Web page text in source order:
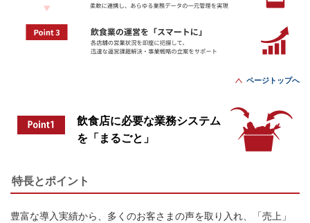
ページトップへ
飲食店に必要な業務システム
を「まるごと」
特長とポイント
豊富な導入実績から、多くのお客さまの声を取り入れ、「売上」